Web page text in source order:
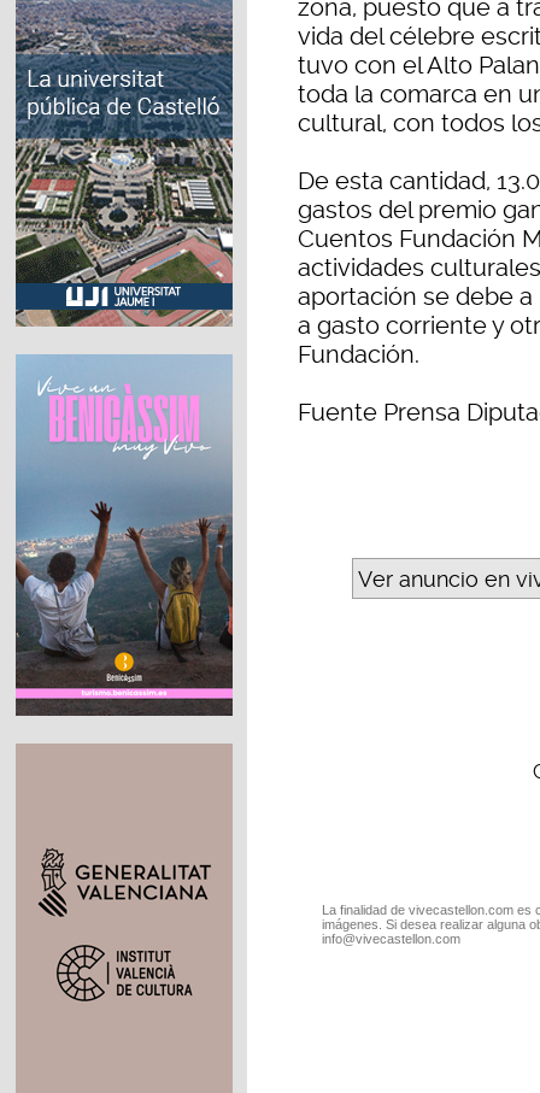
zona, puesto que a
vida del célebre
tuvo con el Alto
toda la comarca en
cultural, con todos
De esta cantidad,
gastos del premio
Cuentos Fundación
actividades
aportación se debe
a gasto corriente y
Fundación.
Fuente Prensa
Ver anuncio en
La finalidad de vivecastellon.com
imágenes. Si desea realizar alguna
info@vivecastellon.com